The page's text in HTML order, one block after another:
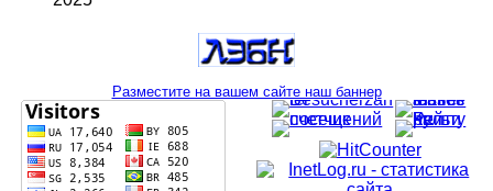
Разместите на вашем сайте наш баннер